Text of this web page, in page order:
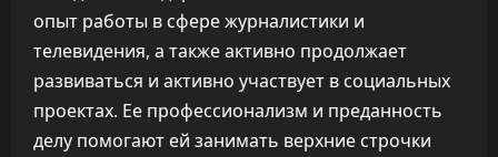
опыт работы в сфере журналистики и
телевидения, а также активно продолжает
развиваться и активно участвует в социальных
проектах. Ее профессионализм и преданность
делу помогают ей занимать верхние строчки